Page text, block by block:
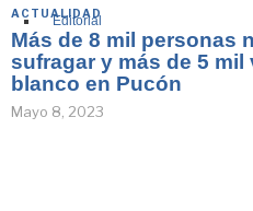
Editorial
ACTUALIDAD
Más de 8 mil personas
sufragar y más de 5
blanco en Pucón
Mayo 8, 2023